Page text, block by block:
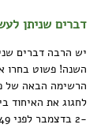
דברים שניתן
יש הרבה דברים
השנה! פשוט בחרו
הרשימה הבאה של
לחגוג את האיחוד
-2 בדצמבר לפני 49 שנים.